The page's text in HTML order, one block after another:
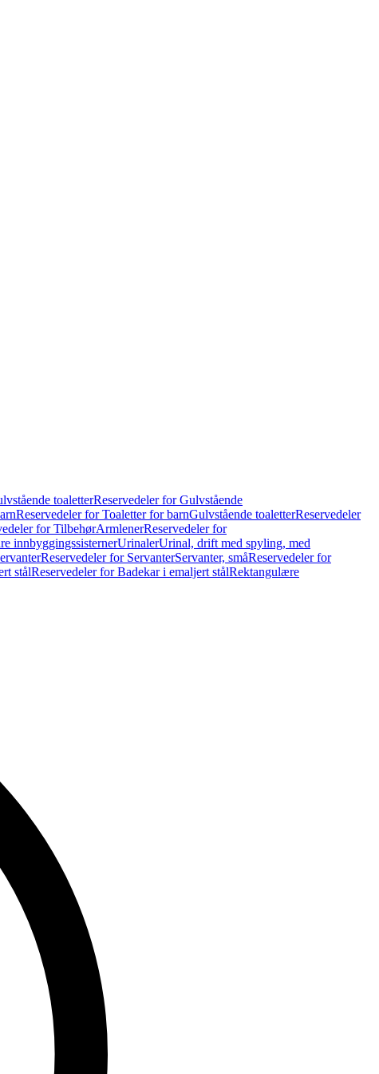
toaletterReservedeler for Gulvstående
Reservedeler for Toaletter for barnGulvstående toaletterReservedeler
for TilbehørArmlenerReservedeler for
innbyggingssisternerUrinalerUrinal, drift med spyling, med
Reservedeler for ServanterServanter, småReservedeler for
stålReservedeler for Badekar i emaljert stålRektangulære